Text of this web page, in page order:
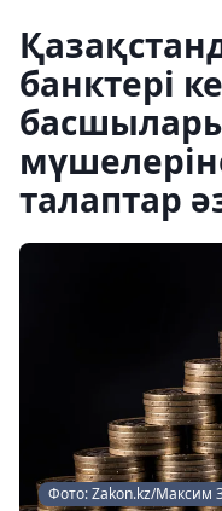
банктері
талаптар
Фото: Zakon.kz/Максим